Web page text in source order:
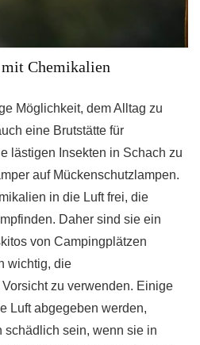
Chemikalien
Möglichkeit, dem Alltag zu
eine Brutstätte für
lästigen Insekten in Schach zu
auf Mückenschutzlampen.
in die Luft frei, die
Daher sind sie ein
von Campingplätzen
wichtig, die
zu verwenden. Einige
Luft abgegeben werden,
schädlich sein, wenn sie in